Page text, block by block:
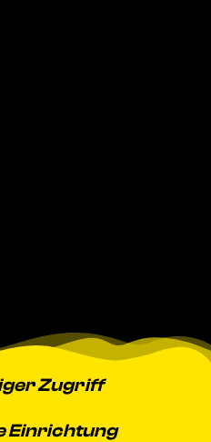
Zugriff
Einrichtung